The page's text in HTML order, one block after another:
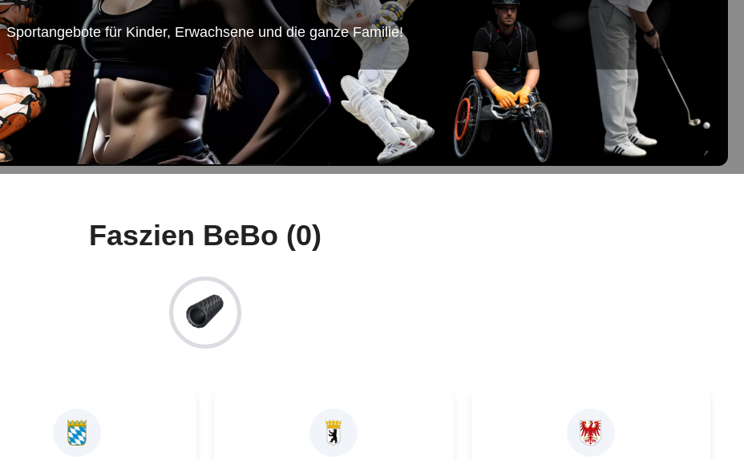
Sportangebote für Kinder, Erwachsene und die ganze Familie!
Faszien BeBo (0)